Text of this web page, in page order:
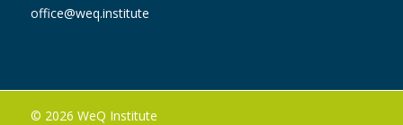
office@weq.institute
© 2026 WeQ Institute